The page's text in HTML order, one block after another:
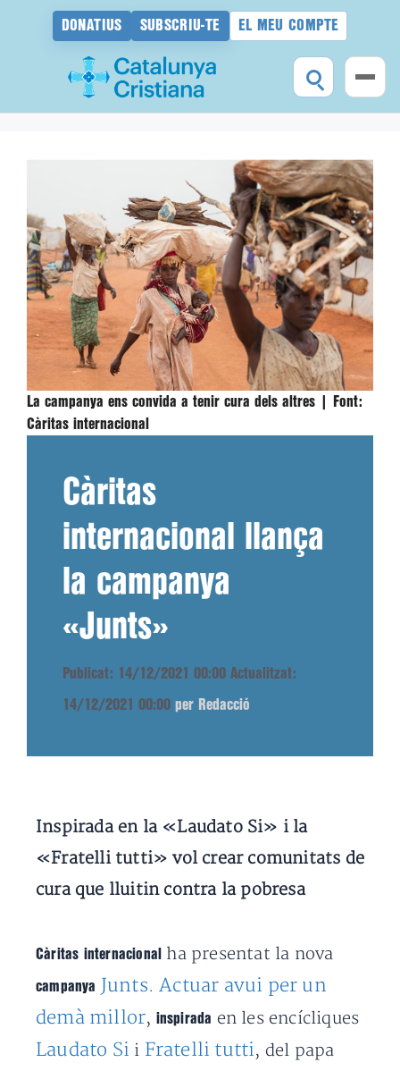
DONATIUS SUBSCRIU-TE EL MEU COMPTE
La campanya ens convida a tenir cura dels altres |
Font:
Càritas internacional
Càritas
internacional llança
la campanya
«Junts»
Publicat: 14/12/2021 00:00 Actualitzat:
14/12/2021 00:00 per Redacció
Inspirada en la «Laudato Si» i la
«Fratelli tutti» vol crear comunitats de
cura que lluitin contra la pobresa
Càritas internacional ha presentat la nova
campanya Junts. Actuar avui per un
demà millor, inspirada en les encícliques
Laudato Si i Fratelli tutti, del papa